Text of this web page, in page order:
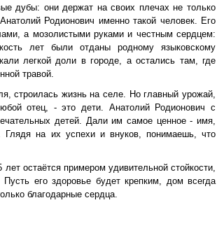
дубы: они держат на своих плечах не только
Родионович именно такой человек. Его
а мозолистыми руками и честным сердцем:
лет были отданы родному языковскому
легкой доли в городе, а остались там, где
травой.
строилась жизнь на селе. Но главный урожай,
отец, - это дети. Анатолий Родионович с
детей. Дали им самое ценное - имя,
на их успехи и внуков, понимаешь, что
остаётся примером удивительной стойкости,
его здоровье будет крепким, дом всегда
благодарные сердца.